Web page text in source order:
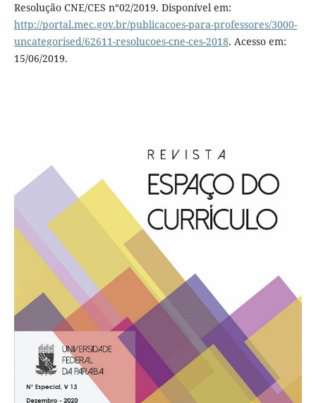
Resolução CNE/CES n°02/2019. Disponível em:
http://portal.mec.gov.br/publicacoes-para-professores/3000-
uncategorised/62611-resolucoes-cne-ces-2018. Acesso em:
15/06/2019.